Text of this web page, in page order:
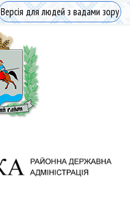
Версія для людей з вадами зору